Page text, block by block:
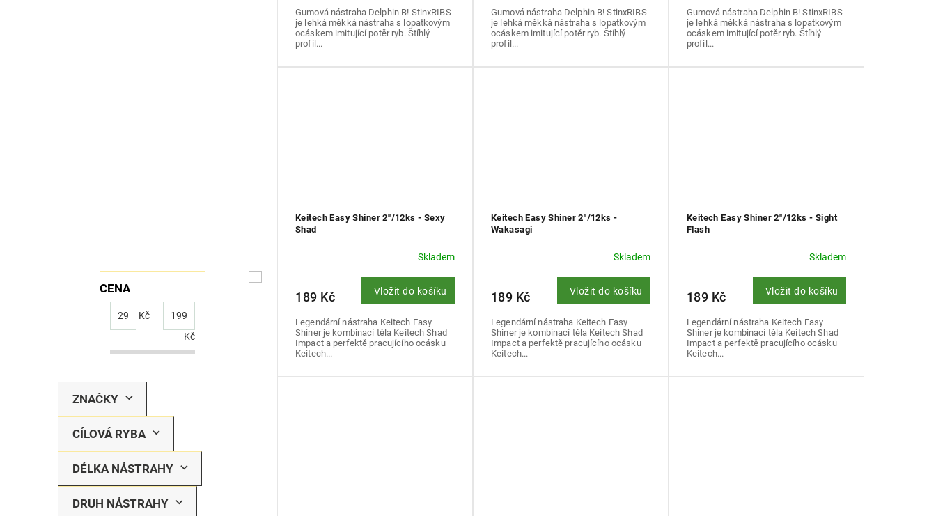
CENA
29 Kč
199
Kč
ZNAČKY
CÍLOVÁ RYBA
DÉLKA NÁSTRAHY
DRUH NÁSTRAHY
Gumová nástraha Delphin B! StinxRIBS
je lehká měkká nástraha s lopatkovým
ocáskem imitující potěr ryb. Štíhlý
profil...
Gumová nástraha Delphin B! StinxRIBS
je lehká měkká nástraha s lopatkovým
ocáskem imitující potěr ryb. Štíhlý
profil...
Gumová nástraha Delphin B! StinxRIBS
je lehká měkká nástraha s lopatkovým
ocáskem imitující potěr ryb. Štíhlý
profil...
Keitech Easy Shiner 2''/12ks - Sexy
Shad
Skladem
189 Kč Vložit do košíku
Legendární nástraha Keitech Easy
Shiner je kombinací těla Keitech Shad
Impact a perfektě pracujícího ocásku
Keitech...
Keitech Easy Shiner 2''/12ks -
Wakasagi
Skladem
189 Kč Vložit do košíku
Legendární nástraha Keitech Easy
Shiner je kombinací těla Keitech Shad
Impact a perfektě pracujícího ocásku
Keitech...
Keitech Easy Shiner 2''/12ks - Sight
Flash
Skladem
189 Kč Vložit do košíku
Legendární nástraha Keitech Easy
Shiner je kombinací těla Keitech Shad
Impact a perfektě pracujícího ocásku
Keitech...